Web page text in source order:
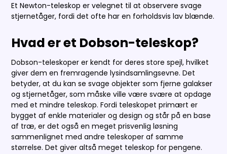
Et Newton-teleskop er velegnet til at observere svage
stjernetåger, fordi det ofte har en forholdsvis lav blænde.
Hvad er et Dobson-teleskop?
Dobson-teleskoper er kendt for deres store spejl, hvilket
giver dem en fremragende lysindsamlingsevne. Det
betyder, at du kan se svage objekter som fjerne galakser
og stjernetåger, som måske ville være svære at opdage
med et mindre teleskop. Fordi teleskopet primært er
bygget af enkle materialer og design og står på en base
af træ, er det også en meget prisvenlig løsning
sammenlignet med andre teleskoper af samme
størrelse. Det giver altså meget teleskop for pengene.